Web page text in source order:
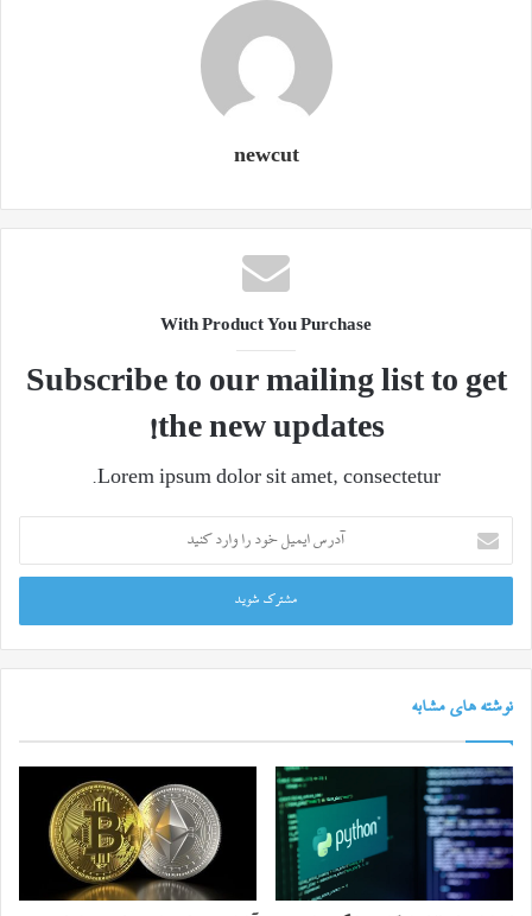
newcut
With Product You Purchase
Subscribe to our mailing list to get
the new updates!
Lorem ipsum dolor sit amet, consectetur.
ایمیل
خود
وارد
کنید
نوشته های مشابه